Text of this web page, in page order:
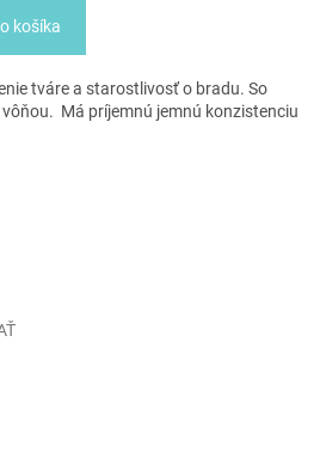
košíka
tváre a starostlivosť o bradu. So
Má príjemnú jemnú konzistenciu